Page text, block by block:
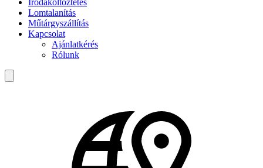
Irodaköltöztetés
Lomtalanítás
Műtárgyszállítás
Kapcsolat
Ajánlatkérés
Rólunk